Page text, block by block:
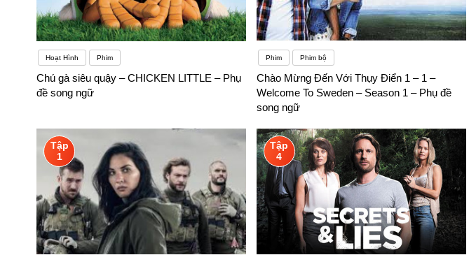
Hoạt Hình Phim
Chú gà siêu quậy – CHICKEN LITTLE – Phụ
đề song ngữ
Phim Phim bộ
Chào Mừng Đến Với Thụy Điển 1 – 1 –
Welcome To Sweden – Season 1 – Phụ đề
song ngữ
Tập
1
Tập
4